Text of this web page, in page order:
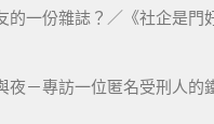
的一份雜誌？／《社企是門
夜－專訪一位匿名受刑人的